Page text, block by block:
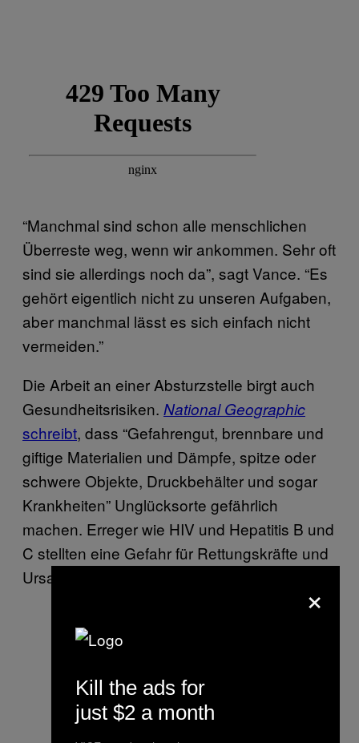
“Manchmal sind schon alle menschlichen
Überreste weg, wenn wir ankommen. Sehr oft
sind sie allerdings noch da”, sagt Vance. “Es
gehört eigentlich nicht zu unseren Aufgaben,
aber manchmal lässt es sich einfach nicht
vermeiden.”
Die Arbeit an einer Absturzstelle birgt auch
Gesundheitsrisiken. National Geographic
schreibt, dass “Gefahrengut, brennbare und
giftige Materialien und Dämpfe, spitze oder
schwere Objekte, Druckbehälter und sogar
Krankheiten” Unglücksorte gefährlich
machen. Erreger wie HIV und Hepatitis B und
C stellten eine Gefahr für Rettungskräfte und
Ursachenermittelnde dar.
×
Kill the ads for
just $2 a month